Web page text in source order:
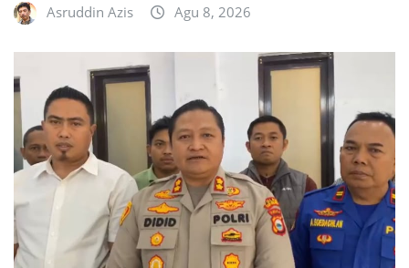
Asruddin Azis Agu 8, 2026